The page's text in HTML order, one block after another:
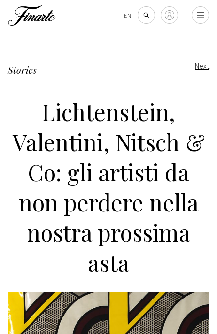
IT | EN
Stories Next
Lichtenstein,
Valentini, Nitsch &
Co: gli artisti da
non perdere nella
nostra prossima
asta